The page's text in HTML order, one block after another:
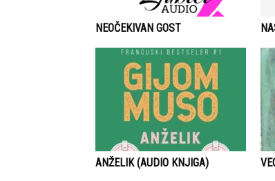
NEOČEKIVAN GOST
ANŽELIK (AUDIO KNJIGA)